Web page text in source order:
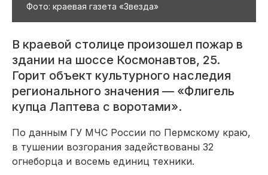
Фото: краевая газета «Звезда»
В краевой столице произошел пожар в
здании на шоссе Космонавтов, 25.
Горит объект культурного наследия
регионального значения — «Флигель
купца Лаптева с воротами».
По данным ГУ МЧС России по Пермскому краю,
в тушении возгорания задействованы 32
огнеборца и восемь единиц техники.